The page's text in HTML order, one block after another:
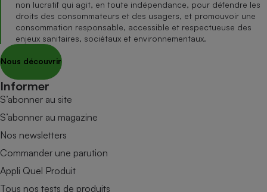
non lucratif qui agit, en toute indépendance, pour défendre les
droits des consommateurs et des usagers, et promouvoir une
consommation responsable, accessible et respectueuse des
enjeux sanitaires, sociétaux et environnementaux.
Nous découvrir
Informer
S’abonner au site
S’abonner au magazine
Nos newsletters
Commander une parution
Appli Quel Produit
Tous nos tests de produits